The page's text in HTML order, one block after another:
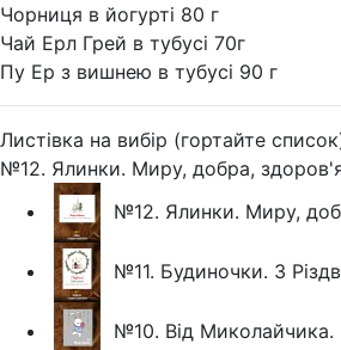
Чорниця в йогурті 80 г
Чай Ерл Грей в тубусі 70г
Пу Ер з вишнею в тубусі 90 г
Листівка на вибір (гортайте
№12. Ялинки. Миру, добра,
№12. Ялинки. Миру,
№11. Будиночки. З
№10. Від Миколайчика.